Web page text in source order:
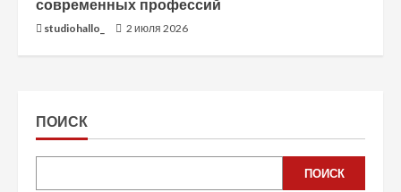
современных профессий
studiohallo_ 2 июля 2026
ПОИСК
ПОИСК